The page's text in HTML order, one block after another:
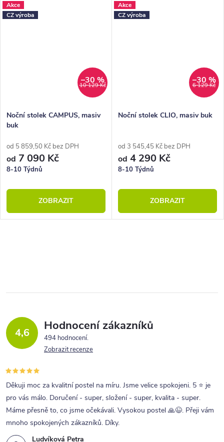
Akce
CZ výroba
10 129 Kč
–30 %
Noční stolek CAMPUS, masiv
buk
od 5 859,50 Kč bez DPH
od 7 090 Kč
8-10 Týdnů
ZOBRAZIT
Akce
CZ výroba
6 129 Kč
–30 %
Noční stolek CLIO, masiv buk
od 3 545,45 Kč bez DPH
od 4 290 Kč
8-10 Týdnů
ZOBRAZIT
4,6 Hodnocení zákazníků
494 hodnocení
Zobrazit recenze
Ludvíková Petra
Děkuji moc za kvalitní postel na míru. Jsme velice spokojeni. 5 ⭐ je
pro vás málo. Doručení - super, složení - super, kvalita - super.
Máme přesně to, co jsme očekávali. Vysokou postel 🙏😉. Přeji vám
mnoho spokojených zákazníků. Díky.